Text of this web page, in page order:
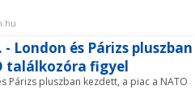
London és Párizs pluszban
találkozóra figyel
Párizs pluszban kezdett, a piac a NATO